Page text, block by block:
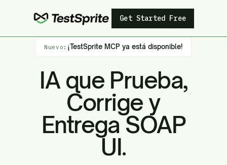
Get Started Free
Nuevo: ¡TestSprite MCP ya está disponible!
IA que Prueba,
Corrige y
Entrega SOAP
UI.